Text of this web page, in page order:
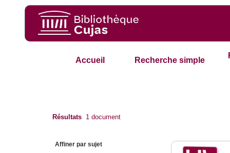
Accueil Recherche simple
Résultats 1 document
Affiner par sujet